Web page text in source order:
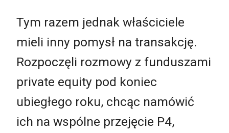
Tym razem jednak właściciele
mieli inny pomysł na transakcję.
Rozpoczęli rozmowy z funduszami
private equity pod koniec
ubiegłego roku, chcąc namówić
ich na wspólne przejęcie P4,